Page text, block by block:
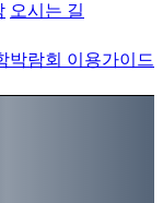
오시는 길
박람회 이용가이드